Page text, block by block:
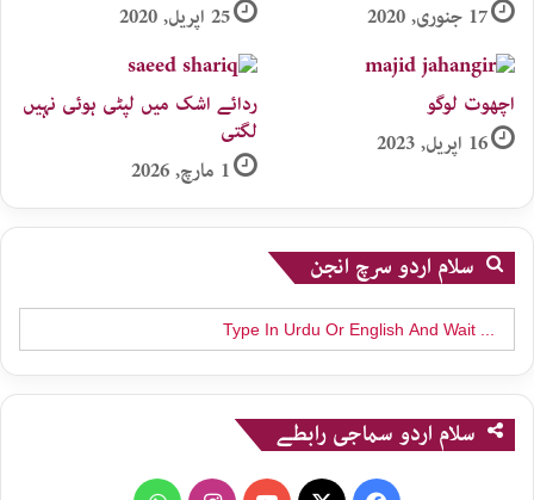
17 جنوری, 2020
25 اپریل, 2020
اچھوت لوگو
16 اپریل, 2023
ردائے اشک میں لپٹی ہوئی نہیں
لگتی
1 مارچ, 2026
سلام اردو سرچ انجن
Search
for:
سلام اردو سماجی رابطے